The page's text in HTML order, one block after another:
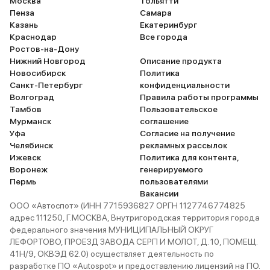
сидений для меня однозначно
лучьше скушной кожи и
спортивный руль который на
порядок симпатичней и удобней
штатного).Все это в конце
февраля на фоне громких
событий за что отдельный
респект Генезис Авилон и
менеджеру Ани. Ну и про машину
могу сказать что она стоит свох
денег однозначно.Это первый
дизель в моей жизни и он меня
покорил .Он едет именно так как
надо уверенно с запасом на
всякий случай и с очень
вменяемым расходом 7.5-8.5
литров (это без глухих пробок) да
звук другой но не раздражающий
Пенза
Казань
Краснодар
Ростов-на-Дону
Нижний Новгород
Новосибирск
Санкт-Петербург
Волгоград
Тамбов
Мурманск
Уфа
Челябинск
Ижевск
Воронеж
Пермь
Самара
Екатеринбург
Все города
Описание продукта
Политика
конфиденциальности
Правила работы программы
Пользовательское
соглашение
Согласие на получение
рекламных рассылок
Политика для контента,
генерируемого
пользователями
Вакансии
ООО «Автоспот» (ИНН 7715936827 ОРГН 1127746774825
адрес 111250, Г.МОСКВА, Внутригородская территория города
федерального значения МУНИЦИПАЛЬНЫЙ ОКРУГ
ЛЕФОРТОВО, ПРОЕЗД ЗАВОДА СЕРП И МОЛОТ, Д. 10, ПОМЕЩ.
41Н/9, ОКВЭД 62.0) осуществляет деятельность по
разработке ПО «Autospot» и предоставлению лицензий на ПО.